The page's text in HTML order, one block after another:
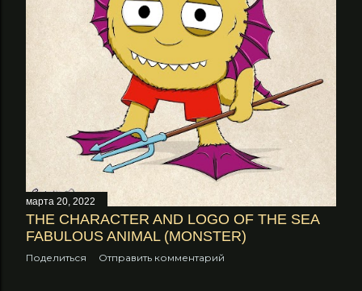
е
н
я
марта 20, 2022
THE CHARACTER AND LOGO OF THE SEA
FABULOUS ANIMAL (MONSTER)
Поделиться Отправить комментарий